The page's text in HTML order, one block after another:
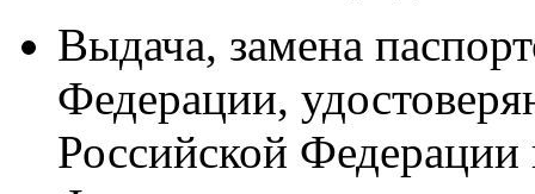
Выдача, замена
Федерации,
Российской Федерации